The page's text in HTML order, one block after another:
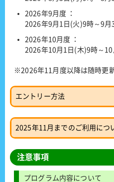
2026年9月度 ：
2026年9月1日(火)9時～9
2026年10月度 ：
2026年10月1日(木)9時～
※2026年11月度以降は随時更
エントリー方法
2025年11月までのご利用につ
注意事項
プログラム内容について